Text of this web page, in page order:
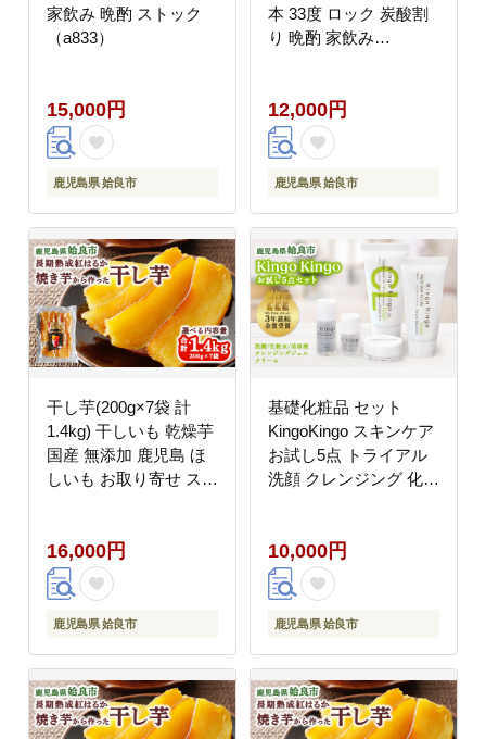
家飲み 晩酌 ストック
（a833）
15,000円
鹿児島県 姶良市
本 33度 ロック 炭酸割
り 晩酌 家飲み
12,000円
鹿児島県 姶良市
干し芋(200g×7袋 計
1.4kg) 干しいも 乾燥芋
国産 無添加 鹿児島 ほ
しいも お取り寄せ スイ
16,000円
鹿児島県 姶良市
基礎化粧品 セット
KingoKingo スキンケア
お試し5点 トライアル
洗顔 クレンジング 化粧
10,000円
鹿児島県 姶良市